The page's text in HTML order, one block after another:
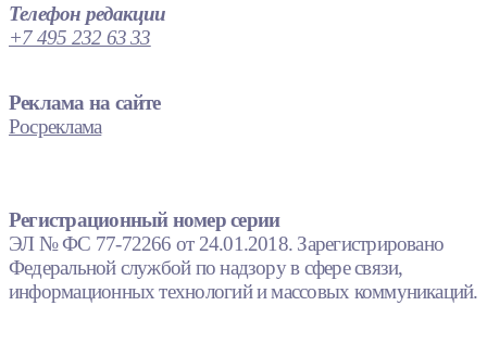
Телефон редакции
+7 495 232 63 33
Реклама на сайте
Росреклама
Регистрационный номер серии
ЭЛ № ФС 77-72266 от 24.01.2018. Зарегистрировано
Федеральной службой по надзору в сфере связи,
информационных технологий и массовых коммуникаций.